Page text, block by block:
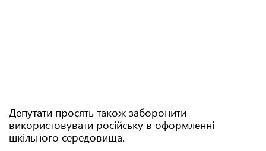
Депутати просять також заборонити
використовувати російську в оформленні
шкільного середовища.